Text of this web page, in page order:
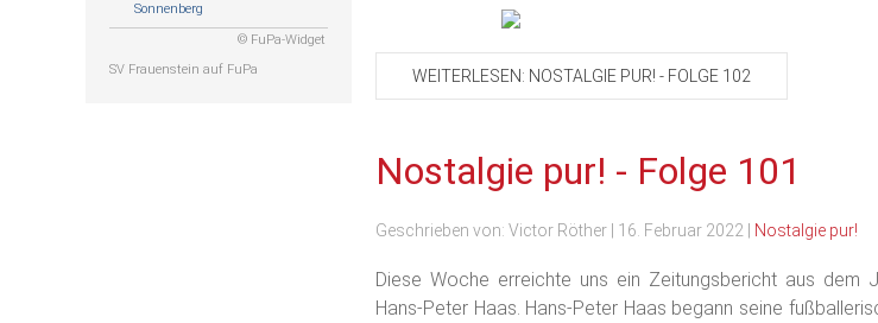
Sonnenberg
© FuPa-Widget
SV Frauenstein auf FuPa
WEITERLESEN: NOSTALGIE PUR! - FOLGE 102
Nostalgie pur! - Folge 101
Geschrieben von: Victor Röther 16. Februar 2022 Nostalgie pur!
Diese Woche erreichte uns ein Zeitungsbericht aus dem
Hans-Peter Haas. Hans-Peter Haas begann seine